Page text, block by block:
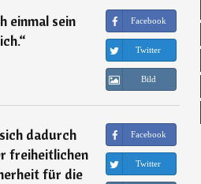
einmal sein
“
Facebook
Twitter
Bild
dadurch
freiheitlichen
für die
Facebook
Twitter